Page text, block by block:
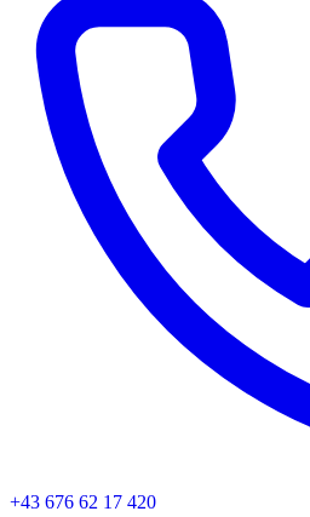
+43 676 62 17 420